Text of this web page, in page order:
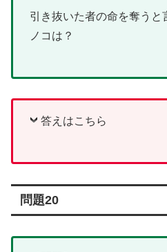
引き抜いた者の命を奪うと
ノコは？
答えはこちら
問題20